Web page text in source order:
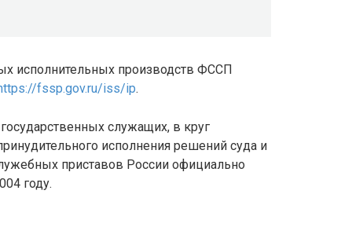
исполнительных производств ФССП
fssp.gov.ru/iss/ip.
служащих, в круг
исполнения решений суда и
приставов России официально
году.